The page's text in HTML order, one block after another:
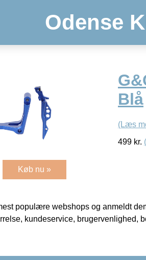
Odense
Blå
(Læs
499 kr.
Køb nu »
populære webshops og anmeldt
kundeservice, brugervenlighed,